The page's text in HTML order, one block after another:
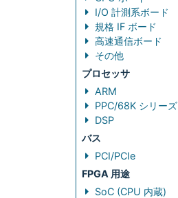
I/O 計測系ボード
規格 IF ボード
高速通信ボード
その他
プロセッサ
ARM
PPC/68K シリーズ
DSP
バス
PCI/PCIe
FPGA 用途
SoC (CPU 内蔵)